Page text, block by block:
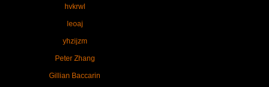
hvkrwl
leoaj
yhzijzm
Peter Zhang
Gillian Baccarin